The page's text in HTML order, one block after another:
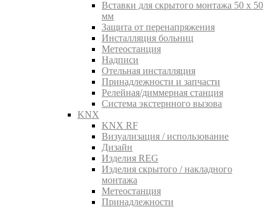
Вставки для скрытого монтажа 50 x 50
мм
Защита от перенапряжения
Инсталляция больниц
Метеостанция
Надписи
Отельная инсталляция
Принадлежности и запчасти
Релейная/диммерная станция
Система экстернного вызова
KNX
KNX RF
Визуализация / использование
Дизайн
Изделия REG
Изделия скрытого / накладного
монтажа
Метеостанция
Принадлежности